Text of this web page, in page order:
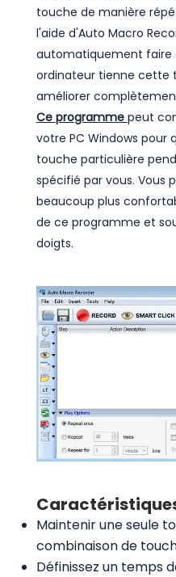
touche de manière
l'aide d'Auto Macro
automatiquement faire
ordinateur tienne cette
améliorer
Ce programme peut
votre PC Windows
touche particulière
spécifié par vous. Vous
beaucoup plus
de ce programme et
doigts.
Maintenir une seule
combinaison de
Définissez un temps